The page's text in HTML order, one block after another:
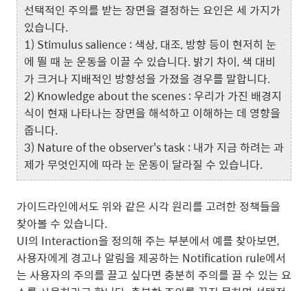
선택적인 주의를 받는 장면을 결정하는 요인은 세 가지가
있습니다.
1) Stimulus salience : 색상, 대조, 방향 등이 현저히 눈
에 띌 때 눈 운동을 이끌 수 있습니다. 밝기 차이, 색 대비
가 크거나 지배적인 방향성을 가졌을 경우를 말합니다.
2) Knowledge about the scenes : 우리가 가진 배경지
식이 현재 나타나는 장면을 해석하고 이해하는 데 영향을
줍니다.
3) Nature of the observer's task : 내가 지금 하려는 과
제가 무엇인지에 따라 눈 운동이 달라질 수 있습니다.
가이드라인에서도 위와 같은 시각 원리를 고려한 정책들을
찾아볼 수 있습니다.
UI의 Interaction을 정의해 주는 부분에서 예를 찾아보면,
사용자에게 경고나 알림을 제공하는 Notification rule에서
는 사용자의 주의를 끌고 싶다면 충분히 주의를 끌 수 있는 요